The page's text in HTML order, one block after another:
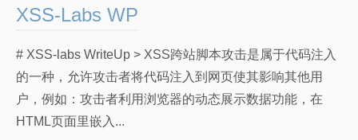
XSS-Labs WP
# XSS-labs WriteUp > XSS跨站脚本攻击是属于代码注入
的一种，允许攻击者将代码注入到网页使其影响其他用
户，例如：攻击者利用浏览器的动态展示数据功能，在
HTML页面里嵌入...